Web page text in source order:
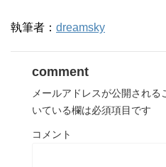
執筆者： dreamsky
comment
メールアドレスが公開される
いている欄は必須項目です
コメント